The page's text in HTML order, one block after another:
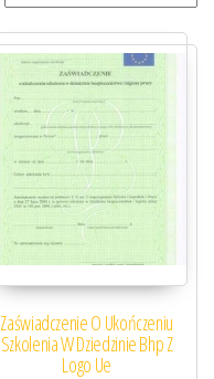
Zaświadczenie O Ukończeniu
Szkolenia W Dziedzinie Bhp Z
Logo Ue